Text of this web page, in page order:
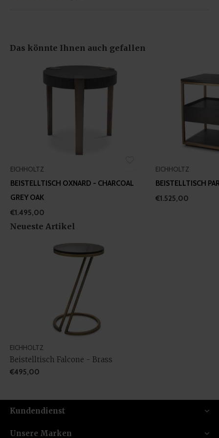
may combine it with other information that you’ve
Das könnte Ihnen auch gefallen
EICHHOLTZ
BEISTELLTISCH OXNARD - CHARCOAL
GREY OAK
€1.495,00
EICHHOLTZ
BEISTELLTISCH
€1.525,00
Neueste Artikel
EICHHOLTZ
Beistelltisch Falcone - Brass
€495,00
Kundendienst
Unsere Marken